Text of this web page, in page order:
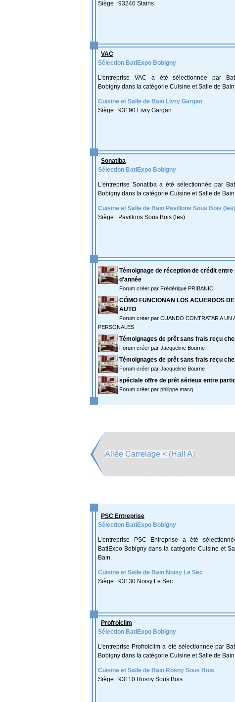
Siège : 93240 Stains
VAC
Sélection BatiExpo Bobigny
L'entreprise VAC a été sélectionnée par
Bobigny dans la catégorie Cuisine et Salle de
Cuisine et Salle de Bain Livry Gargan
Siège : 93190 Livry Gargan
Sonatiba
Sélection BatiExpo Bobigny
L'entreprise Sonatiba a été sélectionnée par
Bobigny dans la catégorie Cuisine et Salle de
Cuisine et Salle de Bain Pavillons Sous Bois (les)
Siège : Pavillons Sous Bois (les)
Témoignage de réception de crédit
d'année
Forum créer par Frédérique PRIBANIC
CÓMO FUNCIONAN LOS ACUERDOS
AUTO
Forum créer par CUANDO CONTRATAR A UN
PERSONALES
Témoignages de prêt sans frais reçu
Forum créer par Jacqueline Bourne
Témoignages de prêt sans frais reçu
Forum créer par Jacqueline Bourne
spéciale offre de prêt sérieux entre
Forum créer par philippe macq
Allée Carrelage < (Hall A)
PSC Entreprise
Sélection BatiExpo Bobigny
L'entreprise PSC Entreprise a été
BatiExpo Bobigny dans la catégorie Cuisine et
Bain.
Cuisine et Salle de Bain Noisy Le Sec
Siège : 93130 Noisy Le Sec
Profroiclim
Sélection BatiExpo Bobigny
L'entreprise Profroiclim a été sélectionnée par
Bobigny dans la catégorie Cuisine et Salle de
Cuisine et Salle de Bain Rosny Sous Bois
Siège : 93110 Rosny Sous Bois